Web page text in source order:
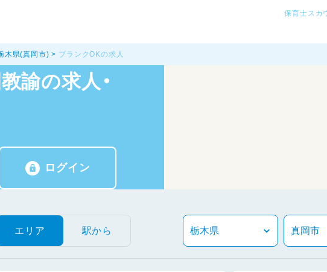
保育士スカ
木県(真岡市) ブランクOKの求人
諭の求人・
ログイン
エリア 駅から